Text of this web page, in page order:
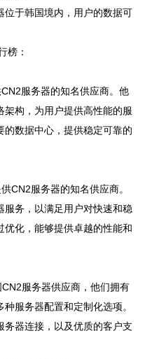
位于韩国境内，用户的数据可
榜：
服务器的知名供应商。他
构，为用户提供高性能的服
数据中心，提供稳定可靠的
CN2服务器的知名供应商。
务，以满足用户对快速和稳
优化，能够提供卓越的性能和
服务器供应商，他们拥有
服务器配置和定制化选项。
器连接，以及优质的客户支